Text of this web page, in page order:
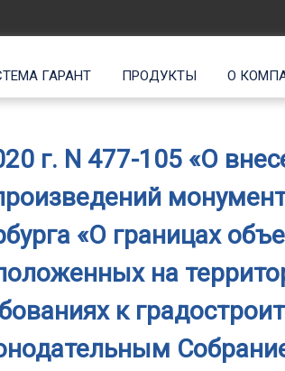
ГАРАНТ ПРОДУКТЫ О
г. N 477-105 «О
«О границах
на
к